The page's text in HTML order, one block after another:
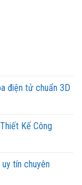
điện tử chuẩn 3D
Kế Công
tín chuyên